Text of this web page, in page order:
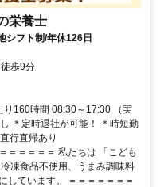
栄養士
シフト制/年休126日
歩9分
り160時間 08:30～17:30 （実
＊定時退社が可能！ ＊時短勤
行直帰あり
＝＝＝＝＝ 私たちは 「こども
凍食品不使用、うまみ調味料
しています。 ＝＝＝＝＝＝＝